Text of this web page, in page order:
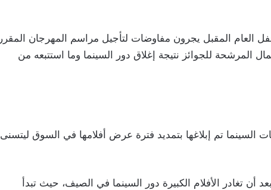
العام المقبل يجرون مفاوضات لتأجيل مراسم المهرجان المقرر
الأعمال المرشحة للجوائز نتيجة إغلاق دور السينما وما استتبعه من
تم إبلاغها بتمديد فترة عرض أفلامها في السوق ليتسنى
أن تغادر الأفلام الكبيرة دور السينما في الصيف، حيث تبدأ